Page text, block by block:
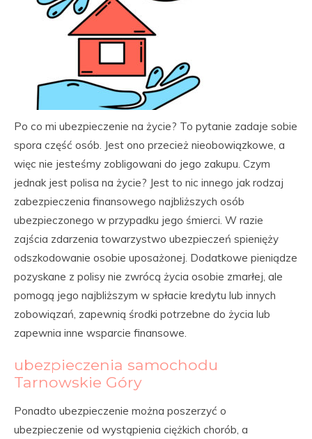
Po co mi ubezpieczenie na życie? To pytanie zadaje sobie
spora część osób. Jest ono przecież nieobowiązkowe, a
więc nie jesteśmy zobligowani do jego zakupu. Czym
jednak jest polisa na życie? Jest to nic innego jak rodzaj
zabezpieczenia finansowego najbliższych osób
ubezpieczonego w przypadku jego śmierci. W razie
zajścia zdarzenia towarzystwo ubezpieczeń spienięży
odszkodowanie osobie uposażonej. Dodatkowe pieniądze
pozyskane z polisy nie zwrócą życia osobie zmarłej, ale
pomogą jego najbliższym w spłacie kredytu lub innych
zobowiązań, zapewnią środki potrzebne do życia lub
zapewnia inne wsparcie finansowe.
ubezpieczenia samochodu
Tarnowskie Góry
Ponadto ubezpieczenie można poszerzyć o
ubezpieczenie od wystąpienia ciężkich chorób, a